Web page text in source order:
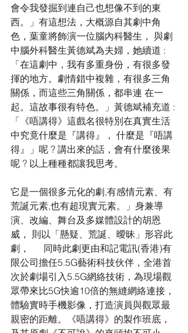
會令我發掘到連自己也想像不到的東
西。」有這想法，大概源自其劇中角
色，葉童將飾演一位腦內科醫生， 與劇
中腦外科醫生黃德斌為夫婦，她續道 :
「在這劇中，我有多重身份，有很多發
揮的地方。劇情錯中複雜，有很多三角
關係，而這些三角關係，都串連 在一
起。這故事很有特色。」黃德斌補充道 :
「《唔講得》這戲名很特別在真實生活
中究竟什麼是『講得』， 什麼是『唔講
得』」呢 ? 講出來的話，會有什麼後果
呢 ? 以上種種都讓我思考。
它是一個很多元化的劇,有感情元素、有
荒誕元素,也有超現實元素。」身兼導
演、改編、舞台及多媒體設計的胡恩
威， 則以「懸疑、荒誕、曖昧」形容此
劇，      同時此劇更由和記電訊(香港)有
限公司擔任5.5G藝術科技伙伴，全港首
次於劇場引入5.5G網絡技術，為現場觀
眾帶來比5G快逾10倍的無縫網絡連接，
體驗實時手機影像，打造演員與觀眾最
親密的距離。《唔講得》的製作班底，